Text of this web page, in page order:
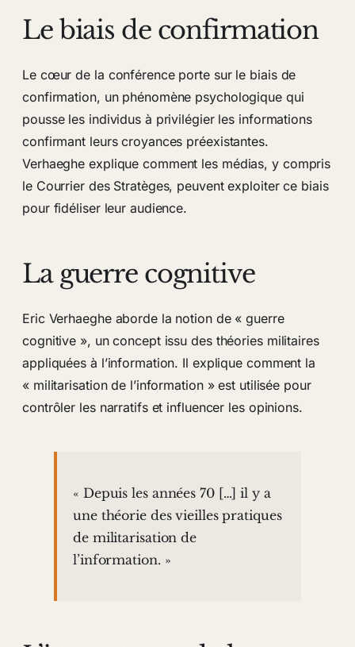
Le biais de confirmation
Le cœur de la conférence porte sur le biais de
confirmation, un phénomène psychologique qui
pousse les individus à privilégier les informations
confirmant leurs croyances préexistantes.
Verhaeghe explique comment les médias, y compris
le Courrier des Stratèges, peuvent exploiter ce biais
pour fidéliser leur audience.
La guerre cognitive
Eric Verhaeghe aborde la notion de « guerre
cognitive », un concept issu des théories militaires
appliquées à l’information. Il explique comment la
« militarisation de l’information » est utilisée pour
contrôler les narratifs et influencer les opinions.
« Depuis les années 70 […] il y a
une théorie des vieilles pratiques
de militarisation de
l’information. »